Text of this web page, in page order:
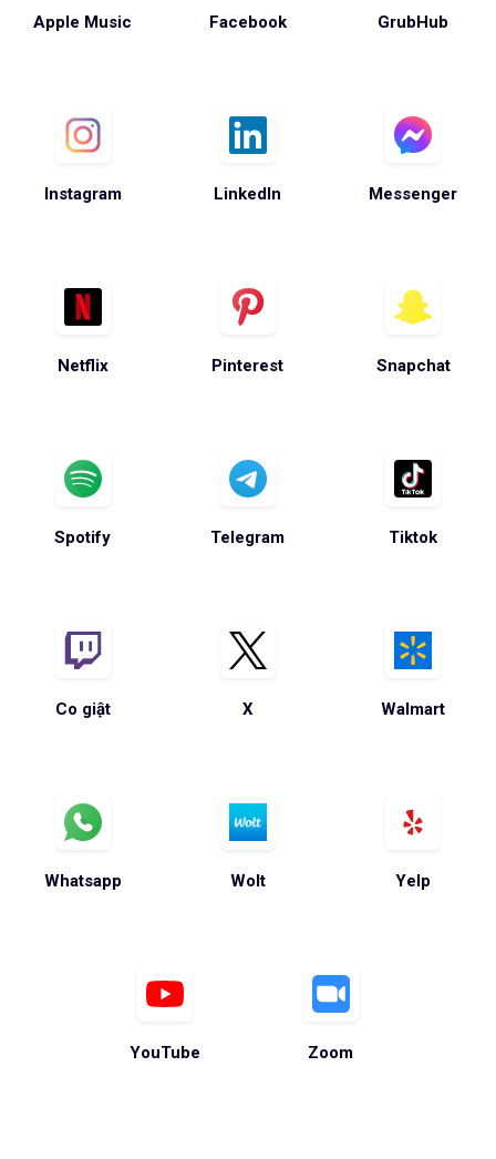
Apple Music Facebook GrubHub
Instagram LinkedIn Messenger
Netflix Pinterest Snapchat
Spotify Telegram Tiktok
Co giật X Walmart
Whatsapp Wolt Yelp
YouTube Zoom